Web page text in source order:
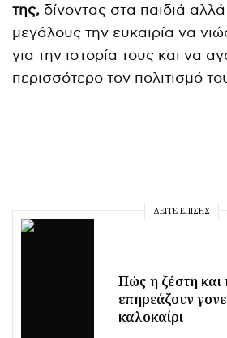
της, δίνοντας στα παιδιά
μεγάλους την ευκαιρία να
για την ιστορία τους και να
περισσότερο τον πολιτισμό
ΔΕΊΤΕ ΕΠΊΣΗΣ
Πώς η ζέστη και
επηρεάζουν
καλοκαίρι